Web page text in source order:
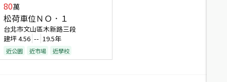
80萬
松荷車位ＮＯ．１
台北市文山區木新路三段
建坪4.56 -- 19.5年
近公園 近市場 近學校